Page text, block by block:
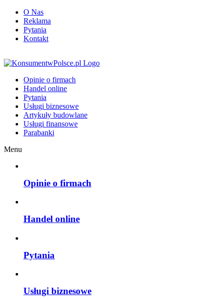
O Nas
Reklama
Pytania
Kontakt
Opinie o firmach
Handel online
Pytania
Usługi biznesowe
Artykuły budowlane
Usługi finansowe
Parabanki
Menu
Opinie o firmach
Handel online
Pytania
Usługi biznesowe